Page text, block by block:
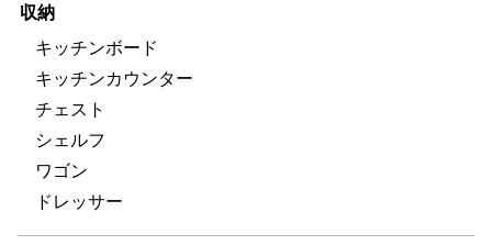
収納
キッチンボード
キッチンカウンター
チェスト
シェルフ
ワゴン
ドレッサー